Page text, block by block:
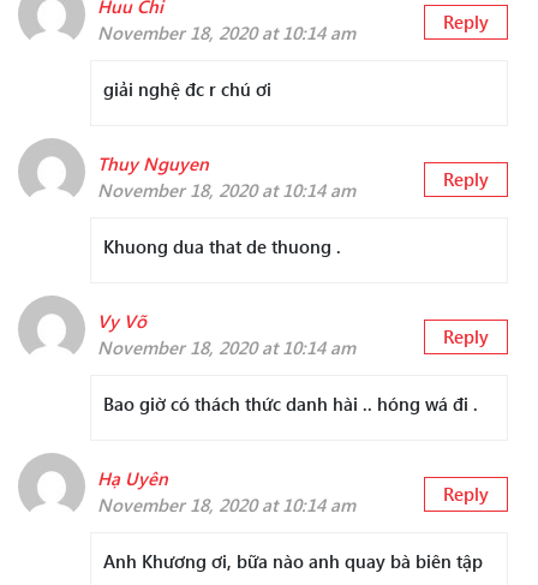
Huu Chi
November 18, 2020 at 10:14 am
Reply
giải nghệ đc r chú ơi
Thuy Nguyen
November 18, 2020 at 10:14 am
Reply
Khuong dua that de thuong .
Vy Võ
November 18, 2020 at 10:14 am
Reply
Bao giờ có thách thức danh hài .. hóng wá đi .
Hạ Uyên
November 18, 2020 at 10:14 am
Reply
Anh Khương ơi, bữa nào anh quay bà biên tập